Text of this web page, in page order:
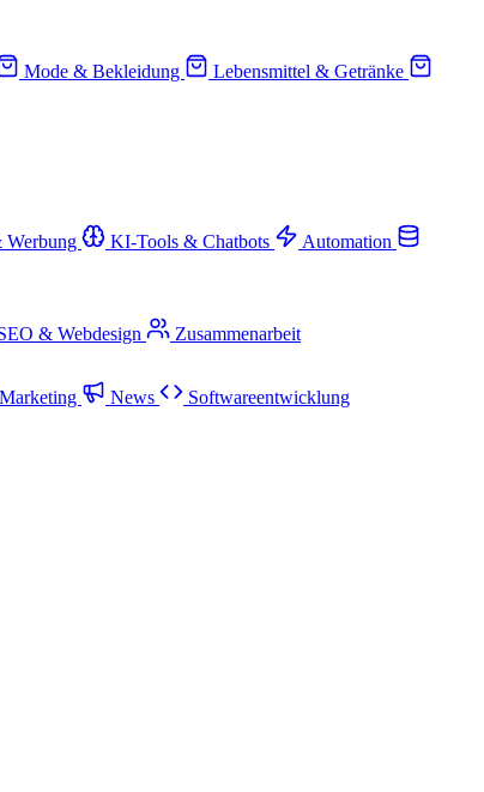
Mode & Bekleidung
Lebensmittel & Getränke
Werbung KI-Tools & Chatbots
Automation
& Webdesign Zusammenarbeit
Marketing News Softwareentwicklung